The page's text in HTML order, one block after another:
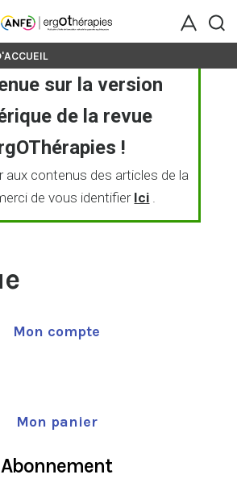
sur la version
de la revue
!
aux contenus des articles de la
de vous identifier Ici .
Mon compte
Mon panier
Abonnement